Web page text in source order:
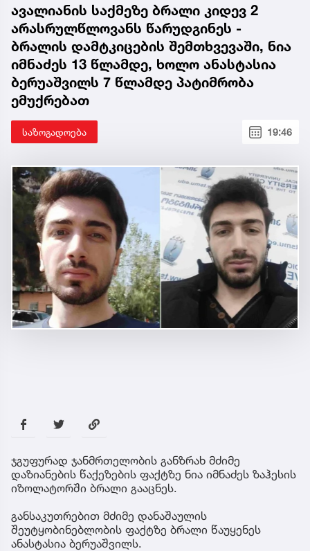
ავალიანის საქმეზე ბრალი კიდევ 2
არასრულწლოვანს წარუდგინეს -
ბრალის დამტკიცების შემთხვევაში, ნია
იმნაძეს 13 წლამდე, ხოლო ანასტასია
ბერუაშვილს 7 წლამდე პატიმრობა
ემუქრებათ
საზოგადოება 19:46
ჯგუფურად ჯანმრთელობის განზრახ მძიმე
დაზიანების წაქეზების ფაქტზე ნია იმნაძეს ზაჰესის
იზოლატორში ბრალი გააცნეს.
განსაკუთრებით მძიმე დანაშაულის
შეუტყობინებლობის ფაქტზე ბრალი წაუყენეს
ანასტასია ბერუაშვილს.